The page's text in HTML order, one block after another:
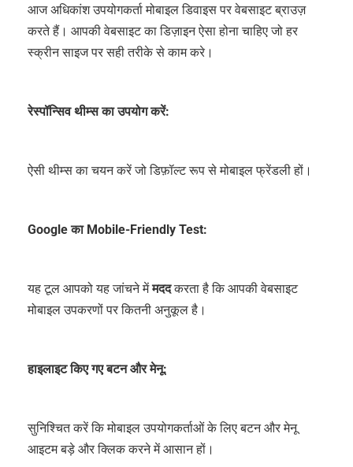
आज अधिकांश उपयोगकर्ता मोबाइल डिवाइस पर वेबसाइट ब्राउज़
करते हैं। आपकी वेबसाइट का डिज़ाइन ऐसा होना चाहिए जो हर
स्क्रीन साइज पर सही तरीके से काम करे।
रेस्पॉन्सिव थीम्स का उपयोग करें:
ऐसी थीम्स का चयन करें जो डिफ़ॉल्ट रूप से मोबाइल फ्रेंडली हों।
Google का Mobile-Friendly Test:
यह टूल आपको यह जांचने मेंमददकरता है कि आपकी वेबसाइट
मोबाइल उपकरणों पर कितनी अनुकूल है।
हाइलाइट किए गए बटन और मेनू:
सुनिश्चित करें कि मोबाइल उपयोगकर्ताओं के लिए बटन और मेनू
आइटम बड़े और क्लिक करने में आसान हों।